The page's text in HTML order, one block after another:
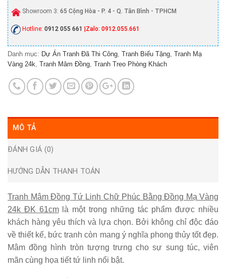
Showroom 3: 65 Cộng Hòa - P. 4 - Q. Tân Bình - TPHCM
Hotline: 0912 055 661 |Zalo: 0912.055.661
Danh mục: Dự Án Tranh Đã Thi Công Tranh Biếu Tặng Tranh Mạ
Vàng 24k Tranh Mâm Đồng Tranh Treo Phòng Khách
MÔ TẢ
ĐÁNH GIÁ (0)
HƯỚNG DẪN THANH TOÁN
Tranh Mâm Đồng Tứ Linh Chữ Phúc Bằng Đồng Mạ Vàng
24k ĐK 61cmlà một trong những tác phẩm được nhiều
khách hàng yêu thích và lựa chọn. Bởi không chỉ độc đáo
về thiết kế, bức tranh còn mang ý nghĩa phong thủy tốt đẹp.
Mâm đồng hình tròn tượng trưng cho sự sung túc, viên
mãn cùng họa tiết tứ linh nổi bật.